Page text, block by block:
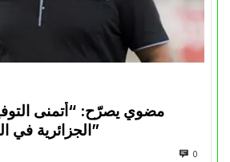
مضوي يصرّح: “أتمنى
الجزائرية في المسابقات القارية”
0